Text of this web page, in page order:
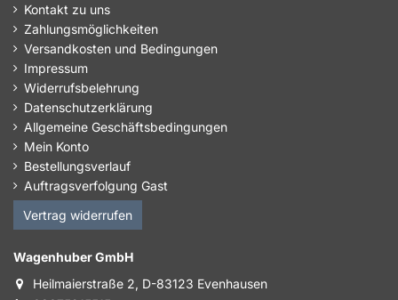
Kontakt zu uns
Zahlungsmöglichkeiten
Versandkosten und Bedingungen
Impressum
Widerrufsbelehrung
Datenschutzerklärung
Allgemeine Geschäftsbedingungen
Mein Konto
Bestellungsverlauf
Auftragsverfolgung Gast
Vertrag widerrufen
Wagenhuber GmbH
Heilmaierstraße 2, D-83123 Evenhausen